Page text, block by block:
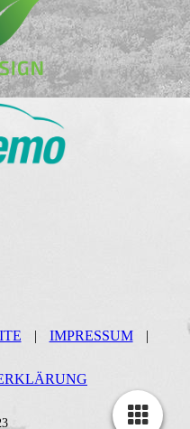
| IMPRESSUM |